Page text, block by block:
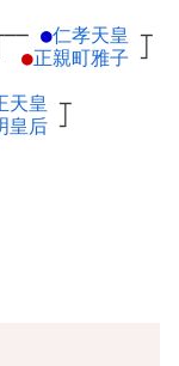
── ●仁孝天皇 ┬
●正親町雅子 ┘
天皇 ┬
皇后 ┘